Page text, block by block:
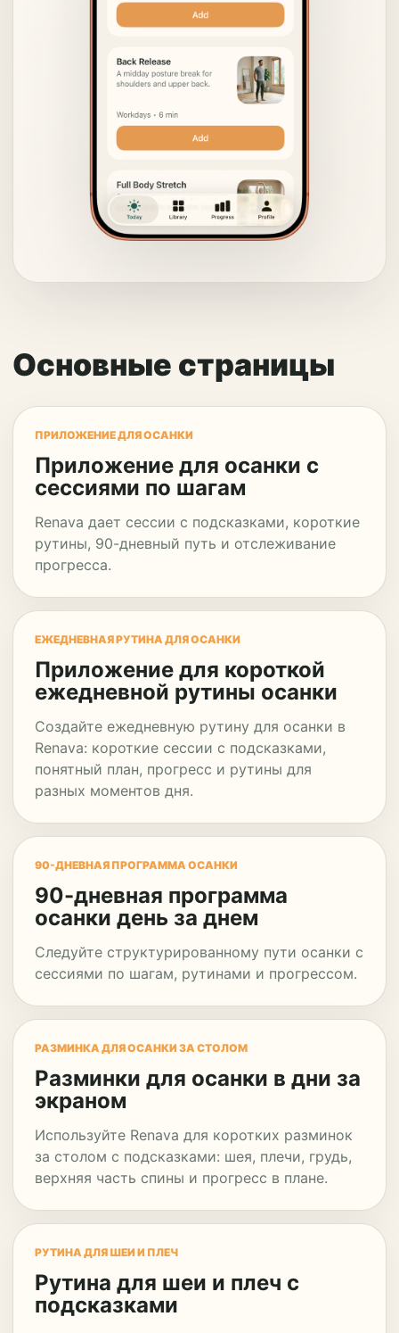
Основные страницы
ПРИЛОЖЕНИЕ ДЛЯ ОСАНКИ
Приложение для осанки с
сессиями по шагам
Renava дает сессии с подсказками, короткие
рутины, 90-дневный путь и отслеживание
прогресса.
ЕЖЕДНЕВНАЯ РУТИНА ДЛЯ ОСАНКИ
Приложение для короткой
ежедневной рутины осанки
Создайте ежедневную рутину для осанки в
Renava: короткие сессии с подсказками,
понятный план, прогресс и рутины для
разных моментов дня.
90-ДНЕВНАЯ ПРОГРАММА ОСАНКИ
90-дневная программа
осанки день за днем
Следуйте структурированному пути осанки с
сессиями по шагам, рутинами и прогрессом.
РАЗМИНКА ДЛЯ ОСАНКИ ЗА СТОЛОМ
Разминки для осанки в дни за
экраном
Используйте Renava для коротких разминок
за столом с подсказками: шея, плечи, грудь,
верхняя часть спины и прогресс в плане.
РУТИНА ДЛЯ ШЕИ И ПЛЕЧ
Рутина для шеи и плеч с
подсказками